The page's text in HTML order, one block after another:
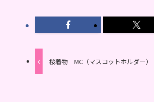
桜着物 MC（マスコットホルダー）